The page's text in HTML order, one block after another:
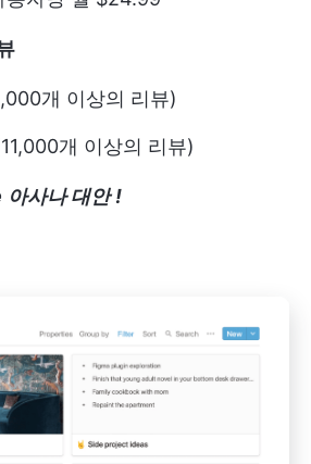
개 이상의 리뷰)
개 이상의 리뷰)
아사나 대안 !